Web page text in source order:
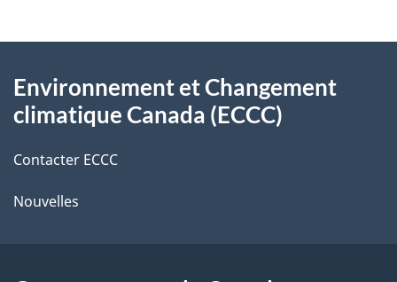
l
s
d
e
l
o
t
r
r
t
propos
ce
site
Environnement et Changement
climatique Canada (ECCC)
Contacter ECCC
Nouvelles